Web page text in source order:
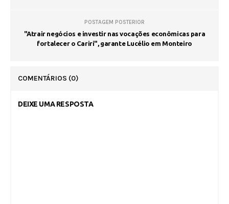
POSTAGEM POSTERIOR
"Atrair negócios e investir nas vocações econômicas para
fortalecer o Cariri", garante Lucélio em Monteiro
COMENTÁRIOS (0)
DEIXE UMA RESPOSTA